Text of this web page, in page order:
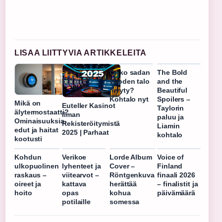
LISAA LIITTYVIA ARTIKKELEITA
Mikä on
älytermostaatti?
Ominaisuuksia,
edut ja haitat
kootusti
Euteller Kasinot
Ilman
Rekisteröitymistä
2025 | Parhaat
Onko sadan
vuoden talo
myyty?
Kohtalo nyt
The Bold
and the
Beautiful
Spoilers –
Taylorin
paluu ja
Liamin
kohtalo
Kohdun
ulkopuolinen
raskaus –
oireet ja
hoito
Verikoe
lyhenteet ja
viitearvot –
kattava
opas
potilaille
Lorde Album
Cover –
Röntgenkuva
herättää
kohua
somessa
Voice of
Finland
finaali 2026
– finalistit ja
päivämäärä